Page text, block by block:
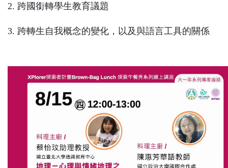
2. 跨國銜轉學生教育議題
3. 跨轉生自我概念的變化，以及與語言工具的關係